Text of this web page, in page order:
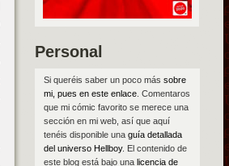
Personal
Si queréis saber un poco más sobre
mi, pues en este enlace. Comentaros
que mi cómic favorito se merece una
sección en mi web, así que aquí
tenéis disponible una guía detallada
del universo Hellboy. El contenido de
este blog está bajo una licencia de